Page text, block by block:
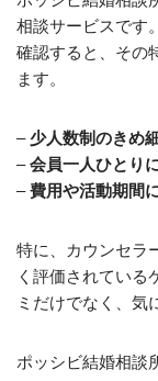
相談サービスです
確認すると、その
ます。
–少人数制のきめ
–会員一人ひとり
–費用や活動期間
特に、カウンセラ
く評価されている
ミだけでなく、気
ポッシビ結婚相談